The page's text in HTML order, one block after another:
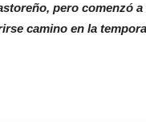
pero comenzó
camino en la